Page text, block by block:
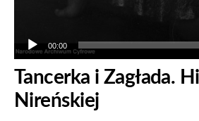
00:00
Tancerka i Zagłada.
Nireńskiej